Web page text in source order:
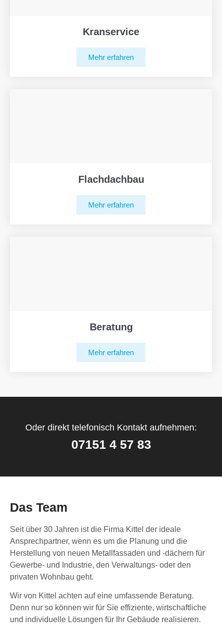
Kranservice
Mehr erfahren
Flachdachbau
Mehr erfahren
Beratung
Mehr erfahren
Oder direkt telefonisch Kontakt aufnehmen:
07151 4 57 83
Das Team
Seit über 30 Jahren ist die Firma Kittel der ideale
Ansprechpartner, wenn es um die Planung und die
Herstellung von neuen Metallfassaden und -dächern für
Gewerbe- und Industrie, den Verwaltungs- oder den
privaten Wohnbau geht.
Wir von Kittel achten auf eine umfassende Beratung.
Denn nur so können wir für Sie effiziente, wirtschaftliche
und individuelle Lösungen für Ihr Gebäude realisieren.